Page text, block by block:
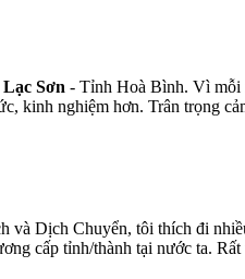
Sơn - Tỉnh Hoà Bình. Vì mỗi
kinh nghiệm hơn. Trân trọng
Dịch Chuyển, tôi thích đi
cấp tỉnh/thành tại nước ta.